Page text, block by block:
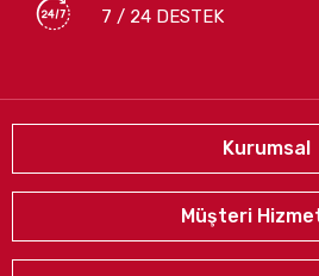
7 / 24 DESTEK
Kurumsal
Müşteri